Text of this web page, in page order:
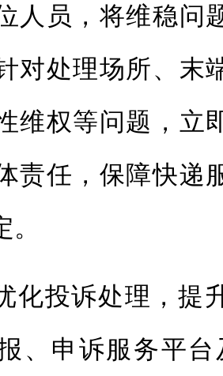
人员，将维稳问
对处理场所、末
维权等问题，立
责任，保障快递
化投诉处理，提
、申诉服务平台